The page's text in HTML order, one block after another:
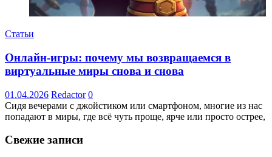
Статьи
Онлайн-игры: почему мы возвращаемся в
виртуальные миры снова и снова
01.04.2026 Redactor 0
Сидя вечерами с джойстиком или смартфоном, многие из нас
попадают в миры, где всё чуть проще, ярче или просто острее,
Свежие записи